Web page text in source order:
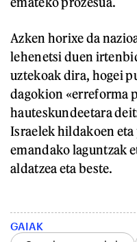
Azken horixe da
lehenetsi duen
uztekoak dira, hogei
dagokion «erreforma
hauteskundeetara
Israelek hildakoen
emandako laguntzak
aldatzea eta beste.
GAIAK